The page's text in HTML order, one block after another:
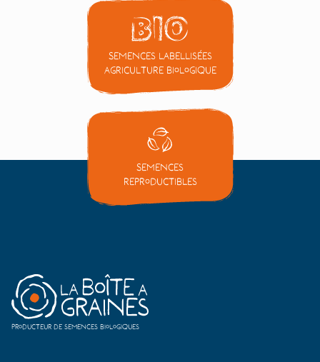
Semences labellisées
Agriculture Biologique
Semences
reproductibles
Producteur de semences biologiques